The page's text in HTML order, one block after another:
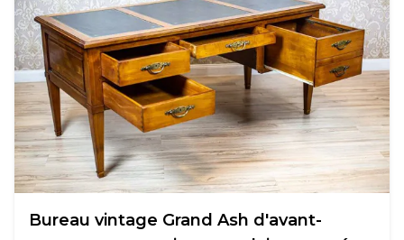
Bureau vintage Grand Ash d'avant-